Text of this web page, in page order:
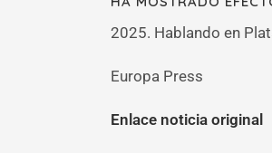
2025. Hablando en
Europa Press
Enlace noticia original